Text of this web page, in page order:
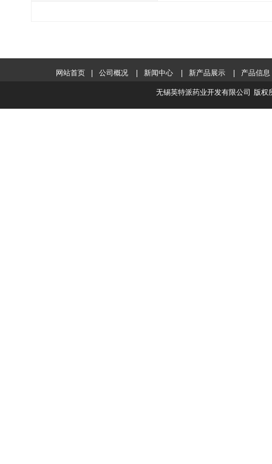
网站首页 公司概况 新闻中心 新产品展示 产品信息
无锡英特派药业开发有限公司 版权